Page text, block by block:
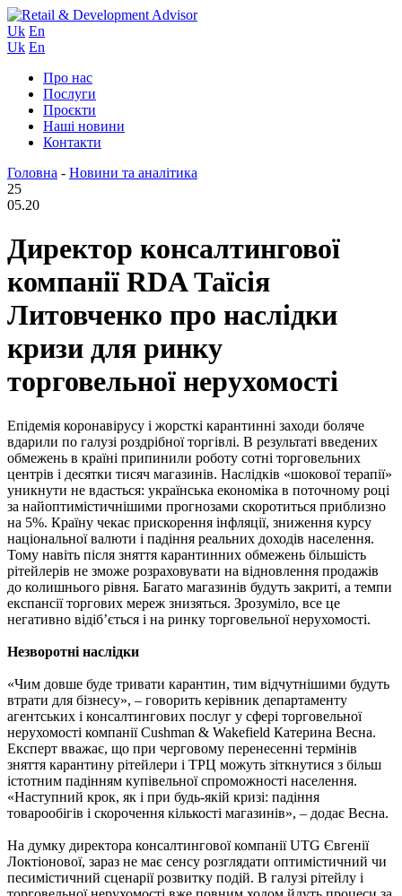
Uk En
Uk En
Про нас
Послуги
Проєкти
Наші новини
Контакти
Головна - Новини та аналітика
25
05.20
Директор консалтингової
компанії RDA Таїсія
Литовченко про наслідки
кризи для ринку
торговельної нерухомості
Епідемія коронавірусу і жорсткі карантинні заходи боляче
вдарили по галузі роздрібної торгівлі. В результаті введених
обмежень в країні припинили роботу сотні торговельних
центрів і десятки тисяч магазинів. Наслідків «шокової терапії»
уникнути не вдасться: українська економіка в поточному році
за найоптимістичнішими прогнозами скоротиться приблизно
на 5%. Країну чекає прискорення інфляції, зниження курсу
національної валюти і падіння реальних доходів населення.
Тому навіть після зняття карантинних обмежень більшість
рітейлерів не зможе розраховувати на відновлення продажів
до колишнього рівня. Багато магазинів будуть закриті, а темпи
експансії торгових мереж знизяться. Зрозуміло, все це
негативно відіб’ється і на ринку торговельної нерухомості.
Незворотні наслідки
«Чим довше буде тривати карантин, тим відчутнішими будуть
втрати для бізнесу», – говорить керівник департаменту
агентських і консалтингових послуг у сфері торговельної
нерухомості компанії Cushman & Wakefield Катерина Весна.
Експерт вважає, що при черговому перенесенні термінів
зняття карантину рітейлери і ТРЦ можуть зіткнутися з більш
істотним падінням купівельної спроможності населення.
«Наступний крок, як і при будь-якій кризі: падіння
товарообігів і скорочення кількості магазинів», – додає Весна.
На думку директора консалтингової компанії UTG Євгенії
Локтіонової, зараз не має сенсу розглядати оптимістичний чи
песимістичний сценарії розвитку подій. В галузі рітейлу і